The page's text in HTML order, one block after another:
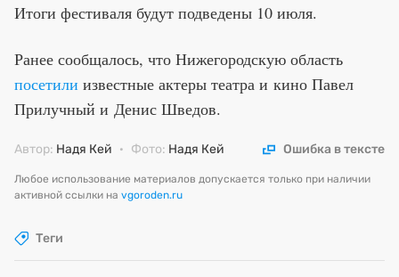
Итоги фестиваля будут подведены 10 июля.
Ранее сообщалось, что Нижегородскую область
посетили известные актеры театра и кино Павел
Прилучный и Денис Шведов.
Автор: Надя Кей · Фото: Надя Кей Ошибка в тексте
Любое использование материалов допускается только при наличии
активной ссылки на vgoroden.ru
Теги